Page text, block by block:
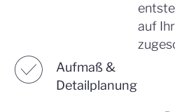
auf
☑︎
Aufmaß &
Detailplanung